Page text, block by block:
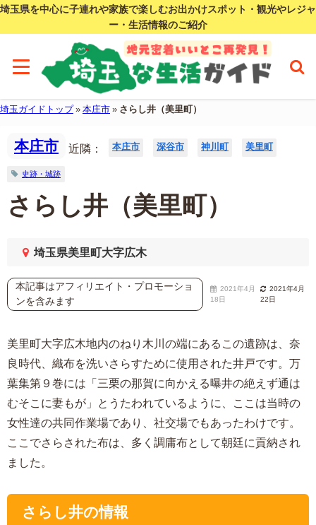
埼玉県を中心に子連れや家族で楽しむお出かけスポット・観光やレジャ
ー・生活情報のご紹介
埼玉ガイドトップ» 本庄市 » さらし井（美里町）
本庄市 近隣： 本庄市 深谷市 神川町 美里町
史跡・城跡
さらし井（美里町）
埼玉県美里町大字広木
本記事はアフィリエイト・プロモーショ
ンを含みます
2021年4月
18日
2021年4月
22日
美里町大字広木地内のねり木川の端にあるこの遺跡は、奈
良時代、織布を洗いさらすために使用された井戸です。万
葉集第９巻には「三栗の那賀に向かえる曝井の絶えず通は
むそこに妻もが」とうたわれているように、ここは当時の
女性達の共同作業場であり、社交場でもあったわけです。
ここでさらされた布は、多く調庸布として朝廷に貢納され
ました。
さらし井の情報